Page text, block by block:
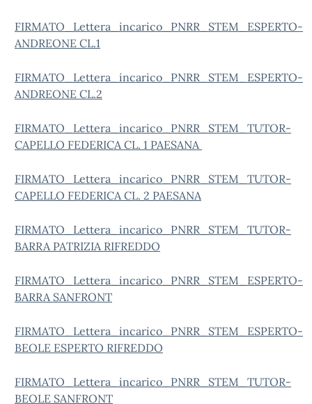
FIRMATO_Lettera_incarico_PNRR_STEM_ESPERTO-
ANDREONE CL.1
FIRMATO_Lettera_incarico_PNRR_STEM_ESPERTO-
ANDREONE CL.2
FIRMATO_Lettera_incarico_PNRR_STEM_TUTOR-
CAPELLO FEDERICA CL. 1 PAESANA
FIRMATO_Lettera_incarico_PNRR_STEM_TUTOR-
CAPELLO FEDERICA CL. 2 PAESANA
FIRMATO_Lettera_incarico_PNRR_STEM_TUTOR-
BARRA PATRIZIA RIFREDDO
FIRMATO_Lettera_incarico_PNRR_STEM_ESPERTO-
BARRA SANFRONT
FIRMATO_Lettera_incarico_PNRR_STEM_ESPERTO-
BEOLE ESPERTO RIFREDDO
FIRMATO_Lettera_incarico_PNRR_STEM_TUTOR-
BEOLE SANFRONT